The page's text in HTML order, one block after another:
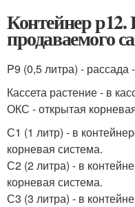
Контейнер
продаваемого
P9 (0,5 литра) - рассада
Кассета растение - в
ОКС - открытая
С1 (1 литр) - в
корневая система.
С2 (2 литра) - в
корневая система.
С3 (3 литра) - в